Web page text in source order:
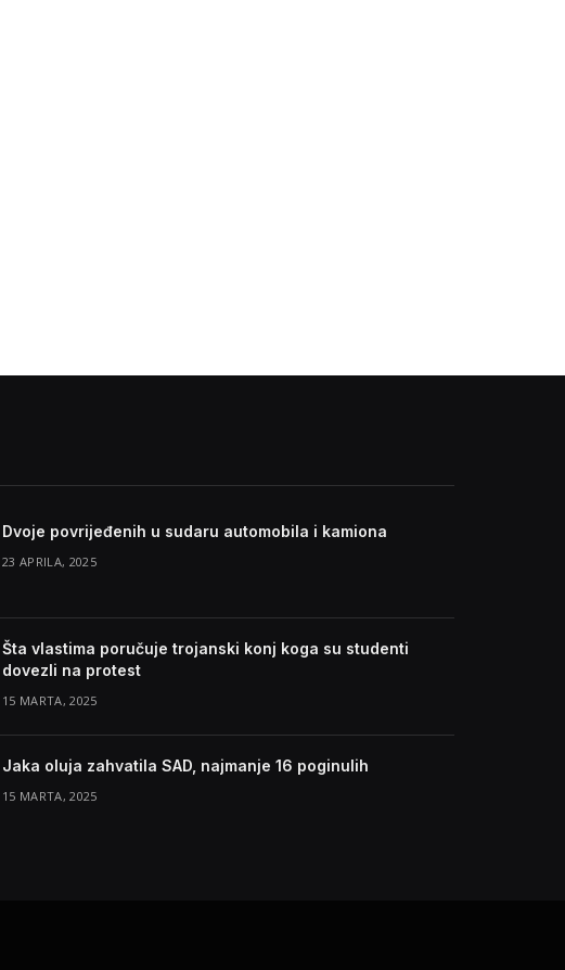
Dvoje povrijeđenih u sudaru automobila i kamiona
23 APRILA, 2025
Šta vlastima poručuje trojanski konj koga su studenti
dovezli na protest
15 MARTA, 2025
Jaka oluja zahvatila SAD, najmanje 16 poginulih
15 MARTA, 2025